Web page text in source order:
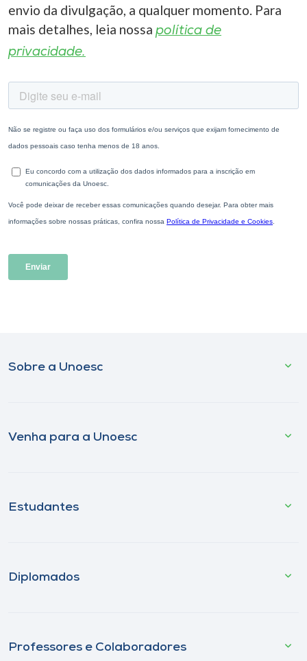
envio da divulgação, a qualquer momento. Para
mais detalhes, leia nossa política de
privacidade.
Sobre a Unoesc
Venha para a Unoesc
Estudantes
Diplomados
Professores e Colaboradores